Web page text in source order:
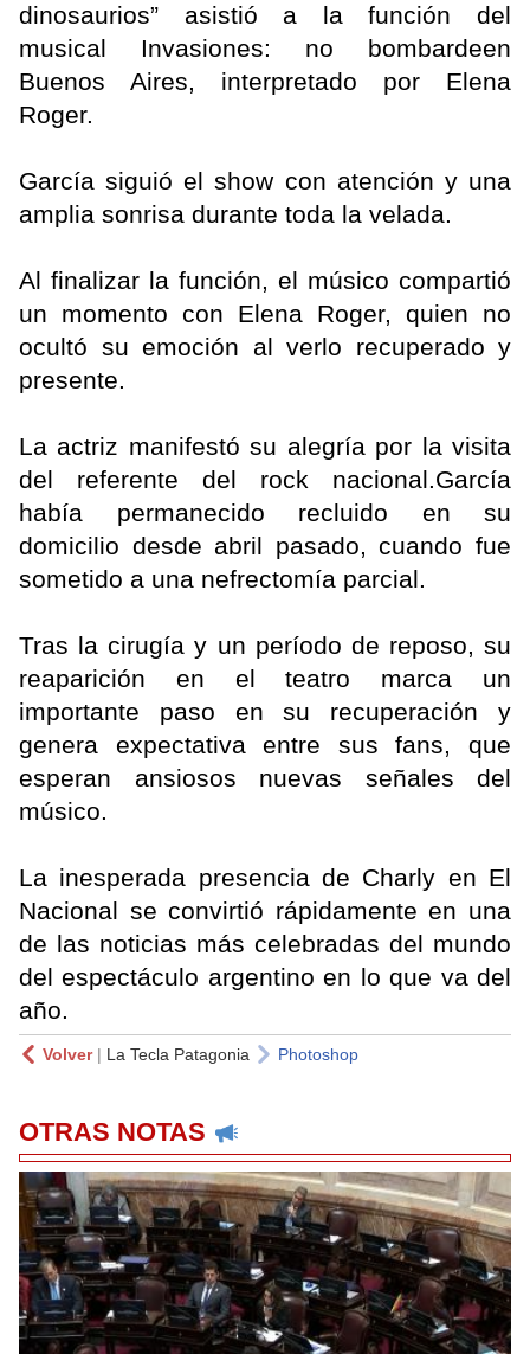
dinosaurios” asistió a la función del
musical Invasiones: no bombardeen
Buenos Aires, interpretado por Elena
Roger.
García siguió el show con atención y una
amplia sonrisa durante toda la velada.
Al finalizar la función, el músico compartió
un momento con Elena Roger, quien no
ocultó su emoción al verlo recuperado y
presente.
La actriz manifestó su alegría por la visita
del referente del rock nacional.García
había permanecido recluido en su
domicilio desde abril pasado, cuando fue
sometido a una nefrectomía parcial.
Tras la cirugía y un período de reposo, su
reaparición en el teatro marca un
importante paso en su recuperación y
genera expectativa entre sus fans, que
esperan ansiosos nuevas señales del
músico.
La inesperada presencia de Charly en El
Nacional se convirtió rápidamente en una
de las noticias más celebradas del mundo
del espectáculo argentino en lo que va del
año.
Volver| La Tecla Patagonia Photoshop
OTRAS NOTAS